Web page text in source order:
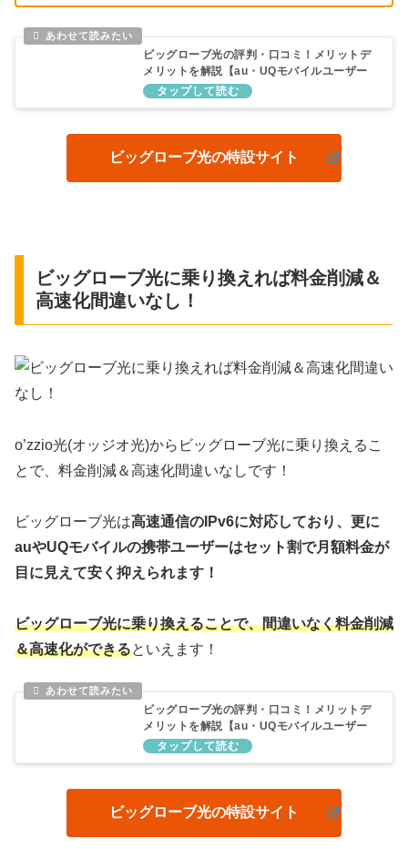
ビッグローブ光の評判・口コミ！メリットデ
メリットを解説【au・UQモバイルユーザー
におすすめ】
ビッグローブ光の特設サイト
ビッグローブ光に乗り換えれば料金削減＆
高速化間違いなし！
o’zzio光(オッジオ光)からビッグローブ光に乗り換えるこ
とで、料金削減＆高速化間違いなしです！
ビッグローブ光は高速通信のIPv6に対応しており、更に
auやUQモバイルの携帯ユーザーはセット割で月額料金が
目に見えて安く抑えられます！
ビッグローブ光に乗り換えることで、間違いなく料金削減
＆高速化ができるといえます！
ビッグローブ光の評判・口コミ！メリットデ
メリットを解説【au・UQモバイルユーザー
におすすめ】
ビッグローブ光の特設サイト